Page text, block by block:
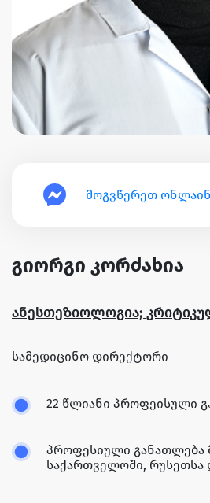
მოგვწერეთ ონლაინ
გიორგი კორძახია
ანესთეზიოლოგია;
სამედიცინო დირექტორი
22 წლიანი პროფეისული
პროფესიული განათლება
საქართველოში, რუსეთსა